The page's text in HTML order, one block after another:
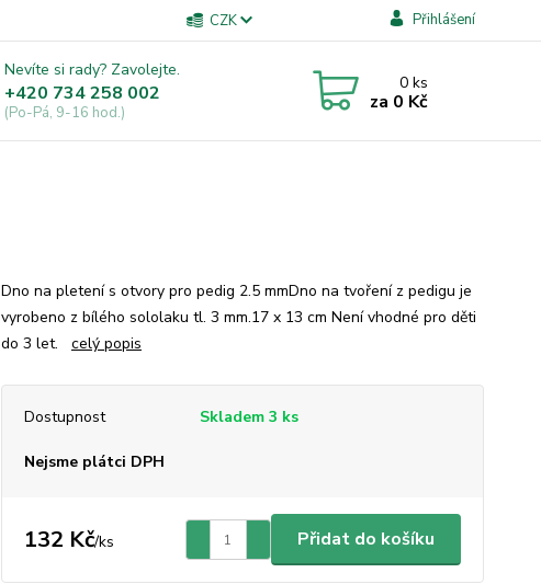
CZK Přihlášení
Nevíte si rady? Zavolejte.
+420 734 258 002
(Po-Pá, 9-16 hod.)
0ks
za 0 Kč
Dno na pletení s otvory pro pedig 2.5 mmDno na tvoření z pedigu je
vyrobeno z bílého sololaku tl. 3 mm.17 x 13 cm Není vhodné pro děti
do 3 let. celý popis
Dostupnost Skladem 3 ks
Nejsme plátci DPH
132 Kč/ks Přidat do košíku